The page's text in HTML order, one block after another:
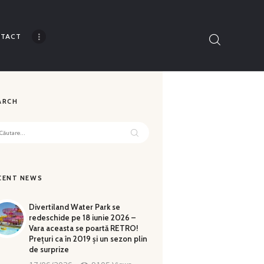
NEWS
Divertiland Water Park se
redeschide pe 18 iunie 2026 –
Vara aceasta se poartă RETRO!
Prețuri ca în 2019 și un sezon plin
de surprize